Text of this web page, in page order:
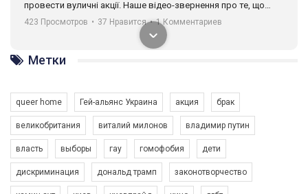
Разом наш голос лунає гучніше!
6/30/2017
Метки
queer home Гей-альянс Украина акция брак
великобритания виталий милонов владимир путин
власть выборы гау гомофобия дети
дискриминация дональд трамп законотворчество